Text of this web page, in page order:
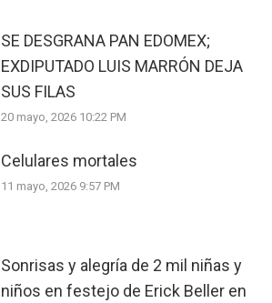
SE DESGRANA PAN EDOMEX;
EXDIPUTADO LUIS MARRÓN DEJA
SUS FILAS
20 mayo, 2026 10:22 PM
Celulares mortales
11 mayo, 2026 9:57 PM
Sonrisas y alegría de 2 mil niñas y
niños en festejo de Erick Beller en